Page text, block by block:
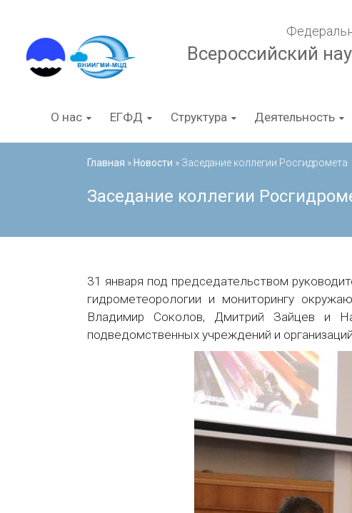
содержимому
Всероссийский
О нас ЕГФД Структура Деятельность
Заседание коллегии
Главная » Новости » Заседание коллегии Росгидромета
31 января под председательством
гидрометеорологии и мониторингу
Владимир Соколов, Дмитрий Зайцев и
подведомственных учреждений и